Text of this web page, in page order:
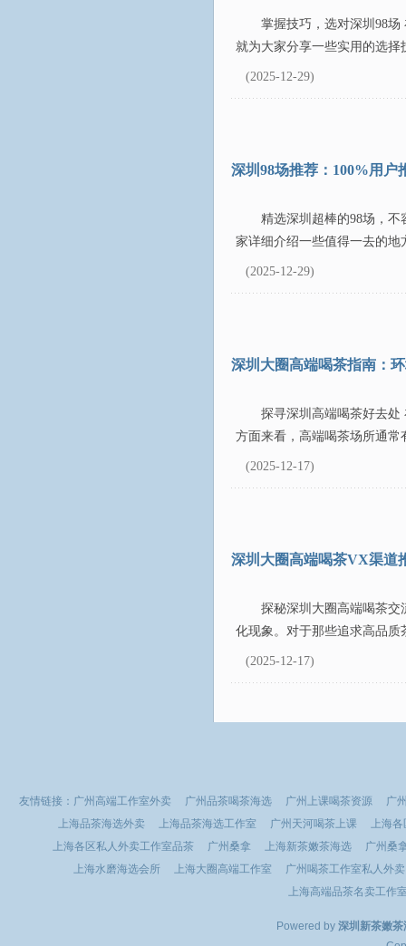
掌握技巧，选对深圳98
就为大家分享一些实用的选
(2025-12-29)
深圳98场推荐：100%用户
精选深圳超棒的98场，
家详细介绍一些值得一去的
(2025-12-29)
深圳大圈高端喝茶指南：
探寻深圳高端喝茶好去处
方面来看，高端喝茶场所通
(2025-12-17)
深圳大圈高端喝茶VX渠道
探秘深圳大圈高端喝茶交
化现象。对于那些追求高品
(2025-12-17)
友情链接： 广州高端工作室外卖 广州品茶喝茶海选 广州上课喝茶资源
广
上海品茶海选外卖
上海品茶海选工作室 广州天河喝茶上课
上海
上海各区私人外卖工作室品茶
广州桑拿 上海新茶嫩茶海选
广州桑
上海水磨海选会所
上海大圈高端工作室
广州喝茶工作室私人外卖
上海高端品茶名卖工作
Powered by 深圳新茶嫩茶